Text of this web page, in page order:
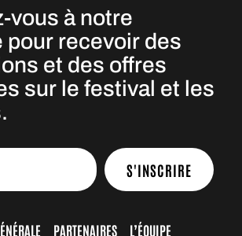
vous à notre
pour recevoir des
et des offres
sur le festival et les
S'INSCRIRE
PARTENAIRES L’ÉQUIPE